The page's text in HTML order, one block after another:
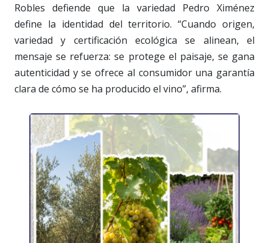
Robles defiende que la variedad Pedro Ximénez
define la identidad del territorio. “Cuando origen,
variedad y certificación ecológica se alinean, el
mensaje se refuerza: se protege el paisaje, se gana
autenticidad y se ofrece al consumidor una garantía
clara de cómo se ha producido el vino”, afirma.